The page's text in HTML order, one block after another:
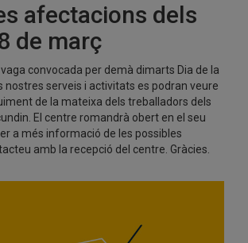
afectacions dels
de març
convocada per demà dimarts Dia de la
nostres serveis i activitats es podran veure
de la mateixa dels treballadors dels
El centre romandrà obert en el seu
a més informació de les possibles
amb la recepció del centre. Gràcies.